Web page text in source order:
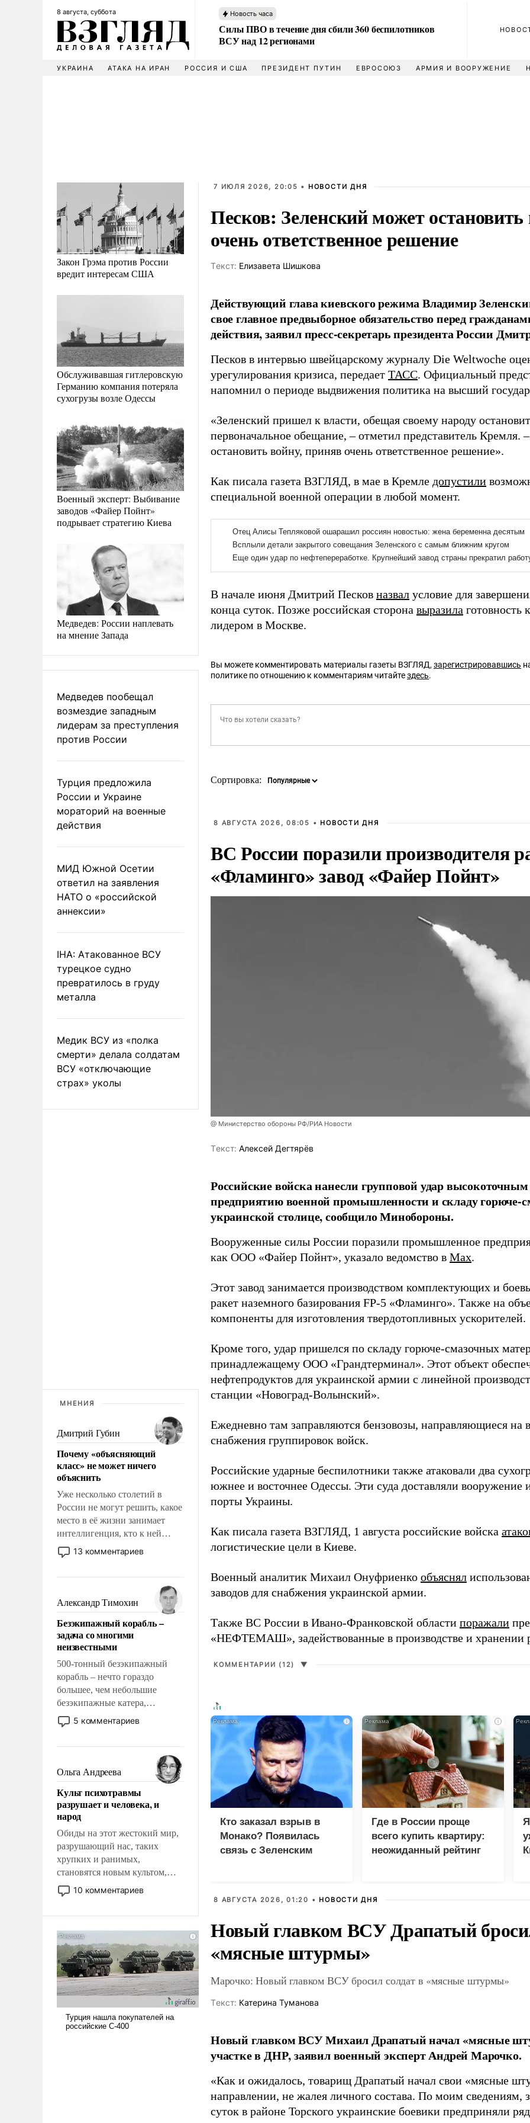
8 августа, суббота Новость часа
Силы ПВО в течение дня сбили 360 беспилотников
ВСУ над 12 регионами
УКРАИНА АТАКА НА ИРАН РОССИЯ И США ПРЕЗИДЕНТ ПУТИН ЕВРОСОЮЗ АРМИЯ И ВООРУЖЕНИЕ
Закон Грэма против России
вредит интересам США
Обслуживавшая гитлеровскую
Германию компания потеряла
сухогрузы возле Одессы
Военный эксперт: Выбивание
заводов «Файер Пойнт»
подрывает стратегию Киева
Медведев: России наплевать
на мнение Запада
Медведев пообещал
возмездие западным
лидерам за преступления
против России
Турция предложила
России и Украине
мораторий на военные
действия
МИД Южной Осетии
ответил на заявления
НАТО о «российской
аннексии»
IHA: Атакованное ВСУ
турецкое судно
превратилось в груду
металла
Медик ВСУ из «полка
смерти» делала солдатам
ВСУ «отключающие
страх» уколы
МНЕНИЯ
Дмитрий Губин
Почему «объясняющий
класс» не может ничего
объяснить
Уже несколько столетий в
России не могут решить, какое
место в её жизни занимает
интеллигенция, кто к ней
принадлежит, а кого из неё
исключили с правом
чем она отличается от просто
образованных людей. Иногда
казалось, что эти вопросы
решены раз и навсегда, но –
нет, не решены.
13 комментариев
Александр Тимохин
Безэкипажный корабль –
задача со многими
неизвестными
500-тонный безэкипажный
корабль – нечто гораздо
большее, чем небольшие
безэкипажные катера,
применение которых уже
стало обыденностью. Задача по
сложна и амбициозна. Однако
и ее реализация радикально
поднимет наши боевые
возможности.
5 комментариев
Ольга Андреева
Культ психотравмы
разрушает и человека, и
народ
Обиды на этот жестокий мир,
разрушающий нас, таких
хрупких и ранимых,
становятся новым культом,
постепенно вытесняя и
отменяя традиционное
ударами судьбы, брать на себя
ответственность, помогать
слабым, идти вперед и
адаптироваться.
10 комментариев
7 ИЮЛЯ 2026, 20:05 • НОВОСТИ ДНЯ
Песков: Зеленский может
очень ответственное решение
Tекст: Елизавета Шишкова
Действующий глава киевского режима Владимир
свое главное предвыборное обязательство перед
действия, заявил пресс-секретарь президента России
Песков в интервью швейцарскому журналу Die Weltwoche
урегулирования кризиса, передает ТАСС. Официальный
напомнил о периоде выдвижения политика на высший
«Зеленский пришел к власти, обещая своему народу
первоначальное обещание, – отметил представитель Кремля.
остановить войну, приняв очень ответственное решение».
Как писала газета ВЗГЛЯД, в мае в Кремле допустили
специальной военной операции в любой момент.
В начале июня Дмитрий Песков назвал условие для
конца суток. Позже российская сторона выразила готовность
лидером в Москве.
Вы можете комментировать материалы газеты ВЗГЛЯД, зарегистрировавшись
политике по отношению к комментариям читайтездесь.
Сортировка:
8 АВГУСТА 2026, 08:05 • НОВОСТИ ДНЯ
ВС России поразили производителя
«Фламинго» завод «Файер Пойнт»
@ Министерство обороны РФ/РИА Новости
Tекст: Алексей Дегтярёв
Российские войска нанесли групповой удар
предприятию военной промышленности и складу горюче-
украинской столице, сообщило Минобороны.
Вооруженные силы России поразили промышленное
как ООО «Файер Пойнт», указало ведомство в Max.
Этот завод занимается производством комплектующих и
ракет наземного базирования FP-5 «Фламинго». Также на
компоненты для изготовления твердотопливных ускорителей.
Кроме того, удар пришелся по складу горюче-смазочных
принадлежащему ООО «Грандтерминал». Этот объект
нефтепродуктов для украинской армии с линейной
станции «Новоград-Волынский».
Ежедневно там заправляются бензовозы, направляющиеся на
снабжения группировок войск.
Российские ударные беспилотники также атаковали два
южнее и восточнее Одессы. Эти суда доставляли вооружение
порты Украины.
Как писала газета ВЗГЛЯД, 1 августа российские войска
логистические цели в Киеве.
Военный аналитик Михаил Онуфриенко объяснял
заводов для снабжения украинской армии.
Также ВС России в Ивано-Франковской области поражали
«НЕФТЕМАШ», задействованные в производстве и хранении
КОММЕНТАРИИ (12) ▼
i
Кто заказал взрыв в
Монако? Появилась
связь с Зеленским
i
Где в России проще
всего купить квартиру:
неожиданный рейтинг
8 АВГУСТА 2026, 01:20 • НОВОСТИ ДНЯ
Новый главком ВСУ Драпатый
«мясные штурмы»
Марочко: Новый главком ВСУ бросил солдат в «мясные штурмы»
Tекст: Катерина Туманова
Новый главком ВСУ Михаил Драпатый начал «мясные
участке в ДНР, заявил военный эксперт Андрей Марочко.
«Как и ожидалось, товарищ Драпатый начал свои «мясные
направлении, не жалея личного состава. По моим сведениям,
суток в районе Торского украинские боевики предприняли